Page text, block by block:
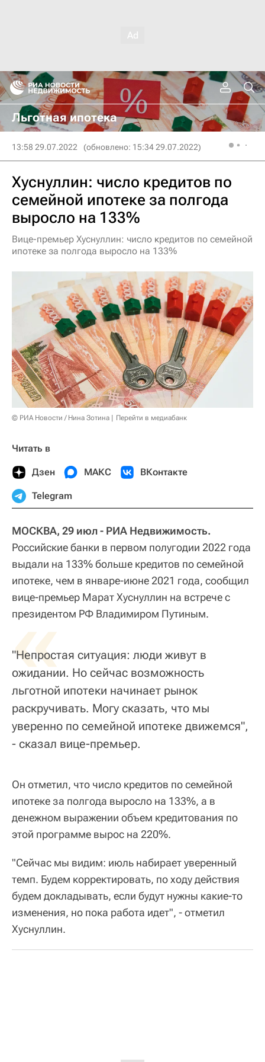
Льготная ипотека
13:58 29.07.2022 (обновлено: 15:34 29.07.2022)
Хуснуллин: число кредитов по
семейной ипотеке за полгода
выросло на 133%
Вице-премьер Хуснуллин: число кредитов по семейной
ипотеке за полгода выросло на 133%
© РИА Новости / Нина Зотина Перейти в медиабанк
Читать в
Дзен МАКС ВКонтакте
Telegram
МОСКВА, 29 июл - РИА Недвижимость.
Российские банки в первом полугодии 2022 года
выдали на 133% больше кредитов по семейной
ипотеке, чем в январе-июне 2021 года, сообщил
вице-премьер Марат Хуснуллин на встрече с
президентом РФ Владимиром Путиным.
«
"Непростая ситуация: люди живут в
ожидании. Но сейчас возможность
льготной ипотеки начинает рынок
раскручивать. Могу сказать, что мы
уверенно по семейной ипотеке движемся",
- сказал вице-премьер.
Он отметил, что число кредитов по семейной
ипотеке за полгода выросло на 133%, а в
денежном выражении объем кредитования по
этой программе вырос на 220%.
"Сейчас мы видим: июль набирает уверенный
темп. Будем корректировать, по ходу действия
будем докладывать, если будут нужны какие-то
изменения, но пока работа идет", - отметил
Хуснуллин.